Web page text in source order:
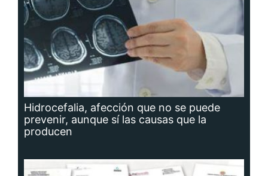
Hidrocefalia, afección que no se puede
prevenir, aunque sí las causas que la
producen